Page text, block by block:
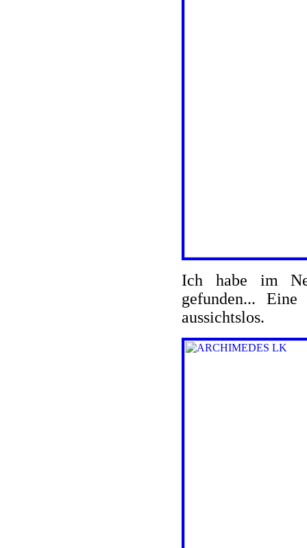
Ich habe im
gefunden...
aussichtslos.